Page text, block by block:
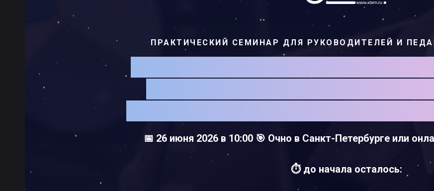
ПРАКТИЧЕСКИЙ СЕМИНАР ДЛЯ РУКОВОДИТЕЛЕЙ И
📅 26 июня 2026 в 10:00 🎯 Очно в Санкт-Петербурге или
⏱️ до начала осталось: